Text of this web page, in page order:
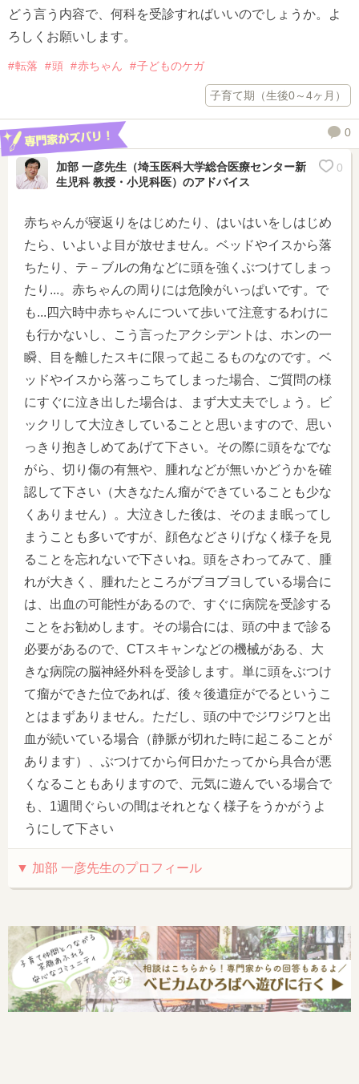
どう言う内容で、何科を受診すればいいのでしょうか。よ
ろしくお願いします。
転落 頭 赤ちゃん 子どものケガ
子育て期（生後0～4ヶ月）
0
加部 一彦先生（埼玉医科大学総合医療センター新
生児科 教授・小児科医） のアドバイス
0
赤ちゃんが寝返りをはじめたり、はいはいをしはじめ
たら、いよいよ目が放せません。ベッドやイスから落
ちたり、テ－ブルの角などに頭を強くぶつけてしまっ
たり...。赤ちゃんの周りには危険がいっぱいです。で
も...四六時中赤ちゃんについて歩いて注意するわけに
も行かないし、こう言ったアクシデントは、ホンの一
瞬、目を離したスキに限って起こるものなのです。ベ
ッドやイスから落っこちてしまった場合、ご質問の様
にすぐに泣き出した場合は、まず大丈夫でしょう。ビ
ックリして大泣きしていることと思いますので、思い
っきり抱きしめてあげて下さい。その際に頭をなでな
がら、切り傷の有無や、腫れなどが無いかどうかを確
認して下さい（大きなたん瘤ができていることも少な
くありません）。大泣きした後は、そのまま眠ってし
まうことも多いですが、顔色などさりげなく様子を見
ることを忘れないで下さいね。頭をさわってみて、腫
れが大きく、腫れたところがブヨブヨしている場合に
は、出血の可能性があるので、すぐに病院を受診する
ことをお勧めします。その場合には、頭の中まで診る
必要があるので、CTスキャンなどの機械がある、大
きな病院の脳神経外科を受診します。単に頭をぶつけ
て瘤ができた位であれば、後々後遺症がでるというこ
とはまずありません。ただし、頭の中でジワジワと出
血が続いている場合（静脈が切れた時に起こることが
あります）、ぶつけてから何日かたってから具合が悪
くなることもありますので、元気に遊んでいる場合で
も、1週間ぐらいの間はそれとなく様子をうかがうよ
うにして下さい
▼ 加部 一彦先生のプロフィール